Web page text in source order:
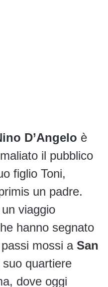
D’Angelo è
il pubblico
figlio Toni,
un padre.
viaggio
hanno segnato
mossi a San
suo quartiere
dove oggi